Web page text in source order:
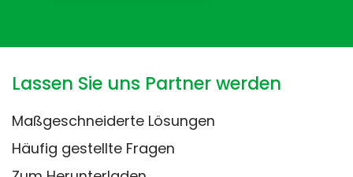
Lassen Sie uns Partner werden
Maßgeschneiderte Lösungen
Häufig gestellte Fragen